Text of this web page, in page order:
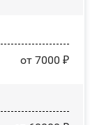
от 7000 ₽